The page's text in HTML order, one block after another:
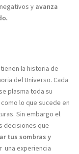
y avanza
la historia de
del Universo. Cada
plasma toda su
lo que sucede en
Sin embargo el
decisiones que
tus sombras y
una experiencia